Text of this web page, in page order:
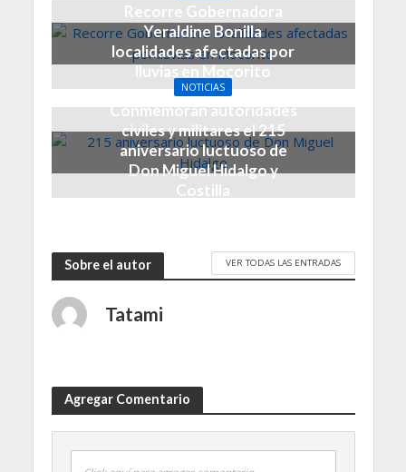
Recorre Gobernadora
Yeraldine Bonilla
localidades afectadas por
lluvias en Mocorito
1 semana hace
NOTICIAS
Conmemoran autoridades
civiles y militares el 215
aniversario luctuoso de
Don Miguel Hidalgo y
Costilla
Sobre el autor VER TODAS LAS ENTRADAS
Tatami
Agregar Comentario